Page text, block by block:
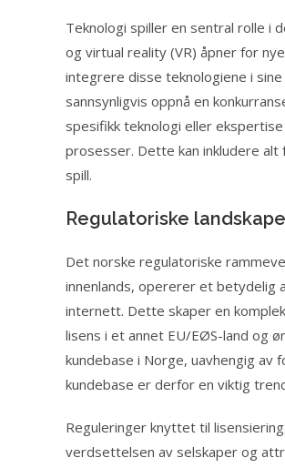
Teknologi spiller en sentral rolle i
og virtual reality (VR) åpner for
integrere disse teknologiene i
sannsynligvis oppnå en
spesifikk teknologi eller
prosesser. Dette kan inkludere
spill.
Regulatoriske
Det norske regulatoriske
innenlands, opererer et betydelig
internett. Dette skaper en
lisens i et annet EU/EØS-land og
kundebase i Norge, uavhengig av
kundebase er derfor en viktig
Reguleringer knyttet til
verdsettelsen av selskaper og